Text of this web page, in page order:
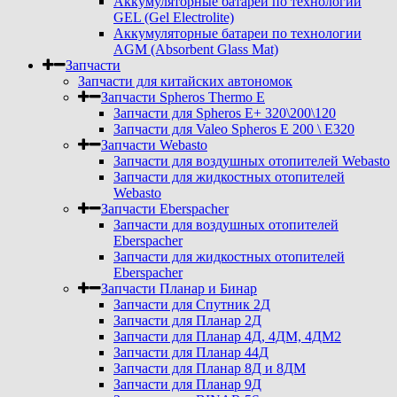
GEL (Gel Electrolite)
Аккумуляторные батареи по технологии
AGM (Absorbent Glass Mat)
Запчасти
Запчасти для китайских автономок
Запчасти Spheros Thermo E
Запчасти для Spheros E+ 320\200\120
Запчасти для Valeo Spheros E 200 \ E320
Запчасти Webasto
Запчасти для воздушных отопителей Webasto
Запчасти для жидкостных отопителей
Webasto
Запчасти Eberspacher
Запчасти для воздушных отопителей
Eberspacher
Запчасти для жидкостных отопителей
Eberspacher
Запчасти Планар и Бинар
Запчасти для Спутник 2Д
Запчасти для Планар 2Д
Запчасти для Планар 4Д, 4ДМ, 4ДМ2
Запчасти для Планар 44Д
Запчасти для Планар 8Д и 8ДМ
Запчасти для Планар 9Д